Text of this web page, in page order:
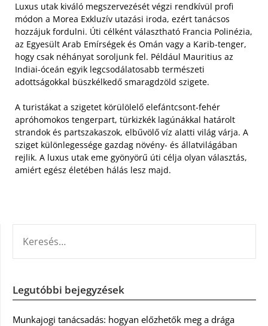
Luxus utak kiváló megszervezését végzi rendkívül profi
módon a Morea Exkluzív utazási iroda, ezért tanácsos
hozzájuk fordulni. Úti célként választható Francia Polinézia,
az Egyesült Arab Emírségek és Omán vagy a Karib-tenger,
hogy csak néhányat soroljunk fel. Például Mauritius az
Indiai-óceán egyik legcsodálatosabb természeti
adottságokkal büszkélkedő smaragdzöld szigete.
A turistákat a szigetet körülölelő elefántcsont-fehér
apróhomokos tengerpart, türkizkék lagúnákkal határolt
strandok és partszakaszok, elbűvölő víz alatti világ várja. A
sziget különlegessége gazdag növény- és állatvilágában
rejlik. A luxus utak eme gyönyörű úti célja olyan választás,
amiért egész életében hálás lesz majd.
Legutóbbi bejegyzések
Munkajogi tanácsadás: hogyan előzhetők meg a drága